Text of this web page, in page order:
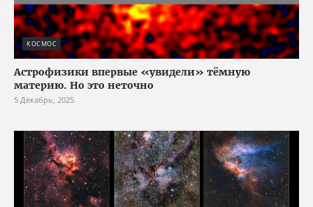
КОСМОС
Астрофизики впервые «увидели» тёмную
материю. Но это неточно
5 Декабрь, 2025